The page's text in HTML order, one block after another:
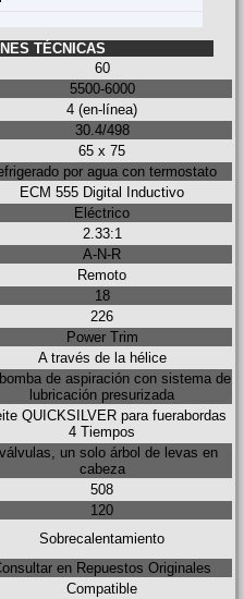
TÉCNICAS
60
5500-6000
4 (en-línea)
30.4/498
65 x 75
por agua con termostato
ECM 555 Digital Inductivo
Eléctrico
2.33:1
A-N-R
Remoto
18
226
Power Trim
A través de la hélice
de aspiración con sistema de
lubricación presurizada
QUICKSILVER para fuerabordas
4 Tiempos
un solo árbol de levas en
cabeza
508
120
Sobrecalentamiento
en Repuestos Originales
Compatible